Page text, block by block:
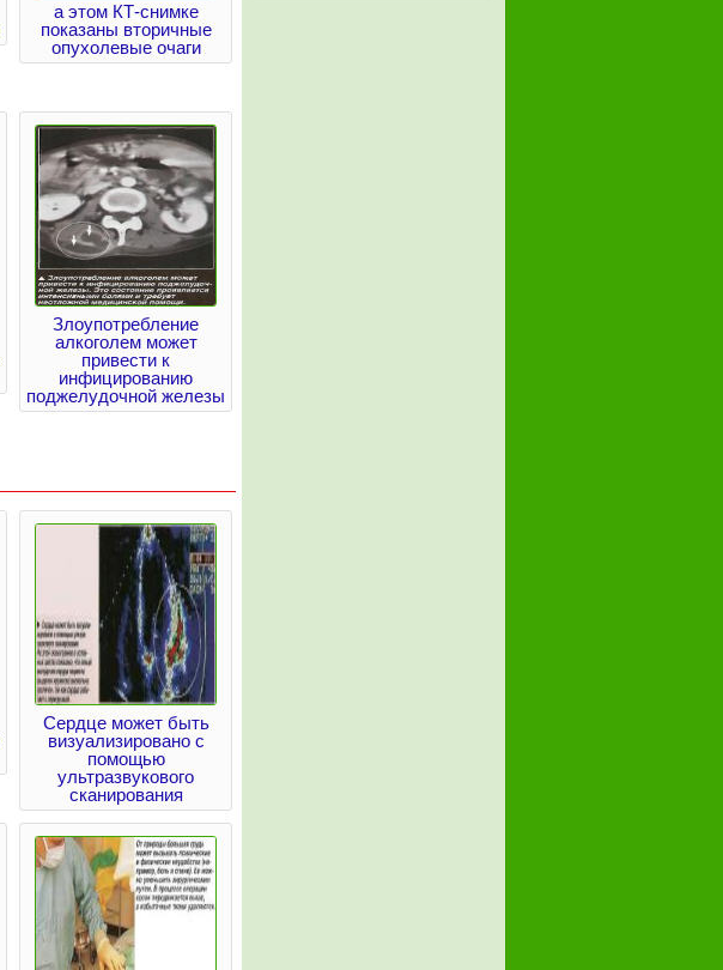
а этом КТ-снимке
показаны вторичные
опухолевые очаги
Злоупотребление
алкоголем может
привести к
инфицированию
поджелудочной железы
Сердце может быть
визуализировано с
помощью
ультразвукового
сканирования